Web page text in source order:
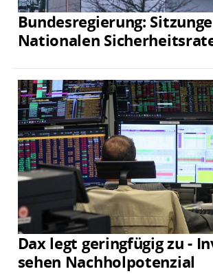
Bundesregierung:
Nationalen
Dax legt geringfügig zu -
sehen Nachholpotenzial